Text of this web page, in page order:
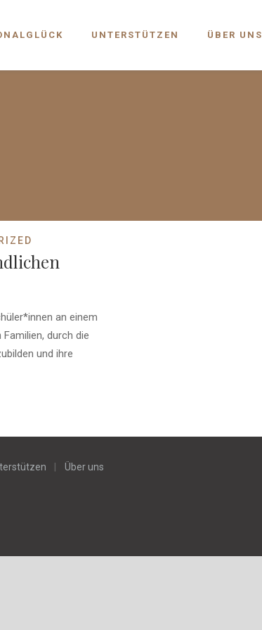
UNTERSTÜTZEN ÜBER UNS
an einem
durch die
und ihre
Über uns